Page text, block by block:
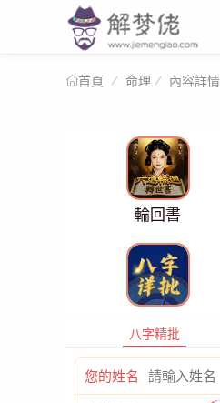
首頁 命理 內容詳情
輪回書
八字精批
您的姓名